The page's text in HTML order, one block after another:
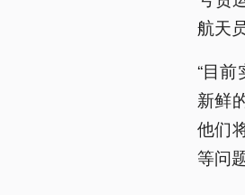
航天
“目
新鲜
他们
等问